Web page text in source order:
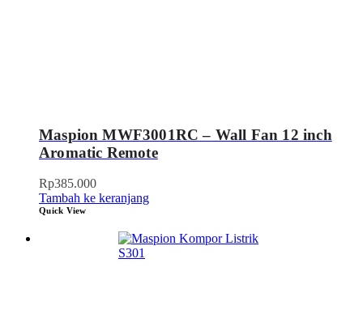
Maspion MWF3001RC – Wall Fan 12 inch
Aromatic Remote
Rp385.000
Tambah ke keranjang
Quick View